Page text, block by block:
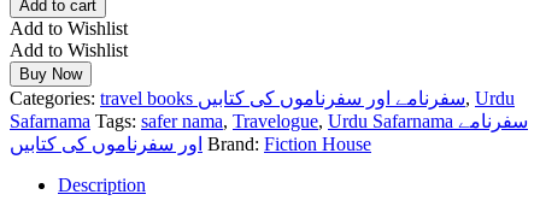
Add to cart
Add to Wishlist
Add to Wishlist
Buy Now
Categories: travel books سفرنامے اور سفرناموں کی کتابیں, Urdu
Safarnama Tags: safer nama, Travelogue, Urdu Safarnama سفرنامے
اور سفرناموں کی کتابیں Brand: Fiction House
Description